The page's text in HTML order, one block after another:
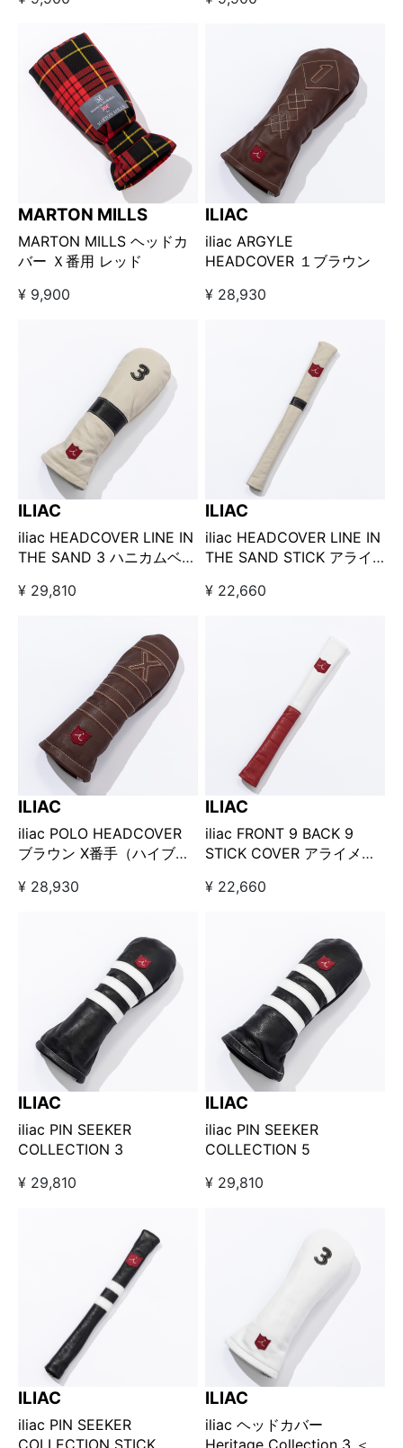
MARTON MILLS
MARTON MILLS ヘッドカ
バー Ｘ番用 レッド
¥ 9,900
ILIAC
iliac ARGYLE
HEADCOVER １ブラウン
¥ 28,930
ILIAC
iliac HEADCOVER LINE IN
THE SAND 3 ハニカムベー
¥ 29,810
ILIAC
iliac HEADCOVER LINE IN
THE SAND STICK アライ
ニカムベージュ
¥ 22,660
ILIAC
iliac POLO HEADCOVER
ブラウン X番手（ハイブリ
¥ 28,930
ILIAC
iliac FRONT 9 BACK 9
STICK COVER アライメン
ト×レッド
¥ 22,660
ILIAC
iliac PIN SEEKER
COLLECTION 3
¥ 29,810
ILIAC
iliac PIN SEEKER
COLLECTION 5
¥ 29,810
ILIAC
iliac PIN SEEKER
ILIAC
iliac ヘッドカバー